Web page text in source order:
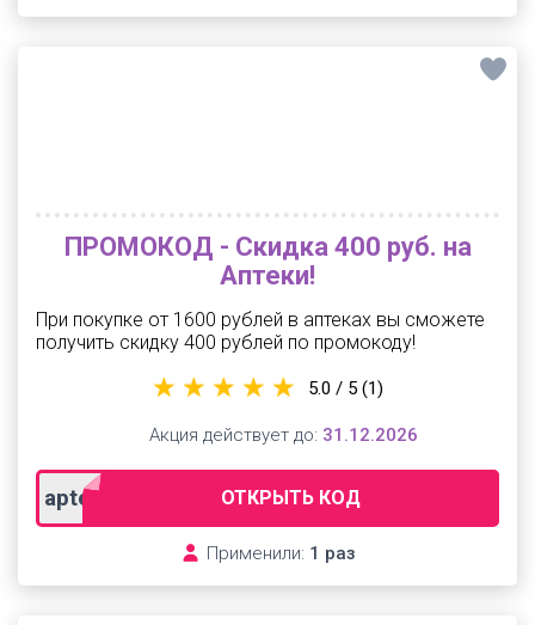
ПРОМОКОД - Скидка 400 руб. на
Аптеки!
При покупке от 1600 рублей в аптеках вы сможете
получить скидку 400 рублей по промокоду!
apteka400 ОТКРЫТЬ КОД
Применили: 1 раз
5.0 / 5 (1)
Акция действует до: 31.12.2026